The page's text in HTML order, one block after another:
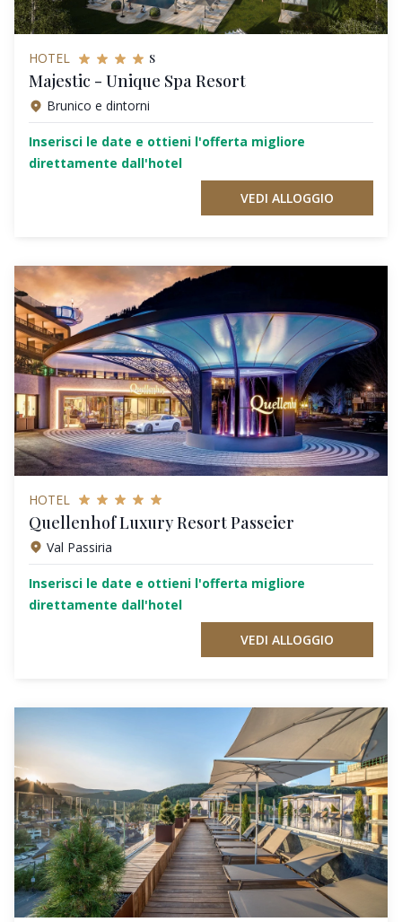
HOTEL s
Majestic - Unique Spa Resort
Brunico e dintorni
Inserisci le date e ottieni l'offerta migliore
direttamente dall'hotel
VEDI ALLOGGIO
HOTEL
Quellenhof Luxury Resort Passeier
Val Passiria
Inserisci le date e ottieni l'offerta migliore
direttamente dall'hotel
VEDI ALLOGGIO